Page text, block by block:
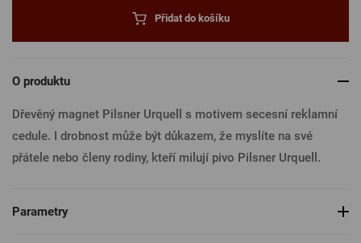
PŘIHLÁSIT PŘES SEZNAM
Přidat do košíku
O produktu
Dřevěný magnet Pilsner Urquell s motivem secesní reklamní
cedule. I drobnost může být důkazem, že myslíte na své
přátele nebo členy rodiny, kteří milují pivo Pilsner Urquell.
Parametry